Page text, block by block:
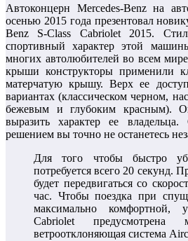
Автоконцерн Mercedes-Benz на
осенью 2015 года презентовал
Benz S-Class Cabriolet 2015.
спортивный характер этой
многих автолюбителей во всем
крыши конструкторы применили
матерчатую крышу. Верх ее
вариантах (классическом черном,
бежевым и глубоким красным).
выразить характер ее
решением вы точно не останетесь
Для того чтобы быстро
потребуется всего 20 секунд.
будет передвигаться со
час. Чтобы поездка при
максимально комфортной,
Cabriolet предусмотрена
ветроотклоняющая система